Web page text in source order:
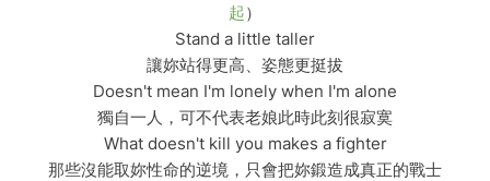
起）
Stand a little taller
讓妳站得更高、姿態更挺拔
Doesn't mean I'm lonely when I'm alone
獨自一人，可不代表老娘此時此刻很寂寞
What doesn't kill you makes a fighter
那些沒能取妳性命的逆境，只會把妳鍛造成真正的戰士